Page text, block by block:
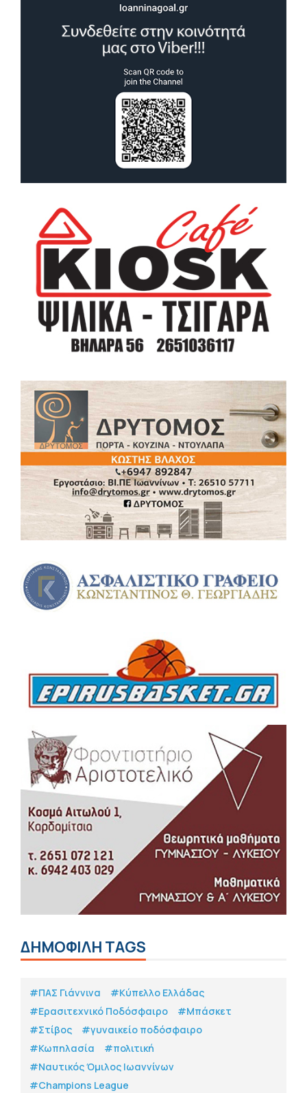
ΔΗΜΟΦΙΛΗ TAGS
#ΠΑΣ Γιάννινα
#Κύπελλο Ελλάδας
#Eρασιτεχνικό Ποδόσφαιρο
#Μπάσκετ
#Στίβος
#γυναικείο ποδόσφαιρο
#Κωπηλασία
#πολιτική
#Ναυτικός Όμιλος Ιωαννίνων
#Champions League